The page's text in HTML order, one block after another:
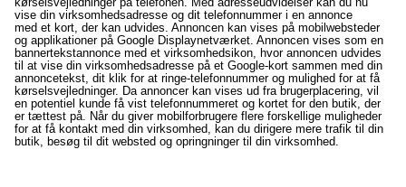
vise din virksomhedsadresse og dit telefonnummer i en annonce
med et kort, der kan udvides. Annoncen kan vises på mobilwebsteder
og applikationer på Google Displaynetværket. Annoncen vises som en
bannertekstannonce med et virksomhedsikon, hvor annoncen udvides
til at vise din virksomhedsadresse på et Google-kort sammen med din
annoncetekst, dit klik for at ringe-telefonnummer og mulighed for at få
kørselsvejledninger. Da annoncer kan vises ud fra brugerplacering, vil
en potentiel kunde få vist telefonnummeret og kortet for den butik, der
er tættest på. Når du giver mobilforbrugere flere forskellige muligheder
for at få kontakt med din virksomhed, kan du dirigere mere trafik til din
butik, besøg til dit websted og opringninger til din virksomhed.